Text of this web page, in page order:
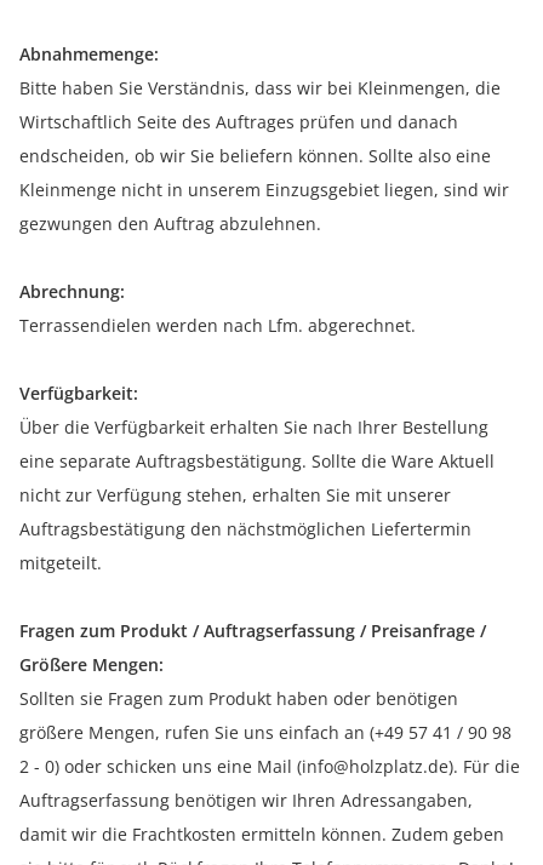
Abnahmemenge:
Bitte haben Sie Verständnis, dass wir bei Kleinmengen, die
Wirtschaftlich Seite des Auftrages prüfen und danach
endscheiden, ob wir Sie beliefern können. Sollte also eine
Kleinmenge nicht in unserem Einzugsgebiet liegen, sind wir
gezwungen den Auftrag abzulehnen.
Abrechnung:
Terrassendielen werden nach Lfm. abgerechnet.
Verfügbarkeit:
Über die Verfügbarkeit erhalten Sie nach Ihrer Bestellung
eine separate Auftragsbestätigung. Sollte die Ware Aktuell
nicht zur Verfügung stehen, erhalten Sie mit unserer
Auftragsbestätigung den nächstmöglichen Liefertermin
mitgeteilt.
Fragen zum Produkt / Auftragserfassung / Preisanfrage /
Größere Mengen:
Sollten sie Fragen zum Produkt haben oder benötigen
größere Mengen, rufen Sie uns einfach an (+49 57 41 / 90 98
2 - 0) oder schicken uns eine Mail (info@holzplatz.de). Für die
Auftragserfassung benötigen wir Ihren Adressangaben,
damit wir die Frachtkosten ermitteln können. Zudem geben